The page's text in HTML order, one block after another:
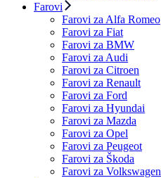
Farovi
Farovi za Alfa Romeo
Farovi za Fiat
Farovi za BMW
Farovi za Audi
Farovi za Citroen
Farovi za Renault
Farovi za Ford
Farovi za Hyundai
Farovi za Mazda
Farovi za Opel
Farovi za Peugeot
Farovi za Škoda
Farovi za Volkswagen